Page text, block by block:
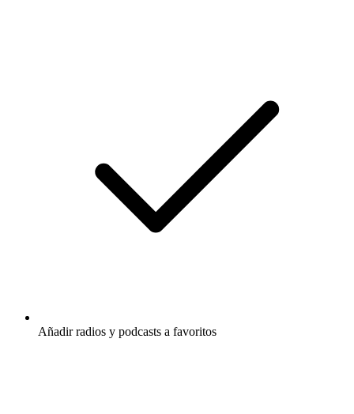
Añadir radios y podcasts a favoritos